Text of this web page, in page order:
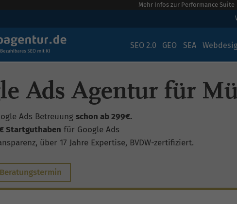
Mehr Infos zur Performance Suite
SEO 2.0 GEO SEA
Ads Agentur für
Ads Betreuung schon ab 299€.
Startguthaben für Google Ads
über 17 Jahre Expertise, BVDW-zertifiziert.